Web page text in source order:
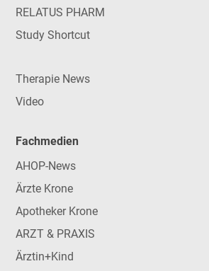
RELATUS PHARM
Study Shortcut
Therapie News
Video
Fachmedien
AHOP-News
Ärzte Krone
Apotheker Krone
ARZT & PRAXIS
Ärztin+Kind